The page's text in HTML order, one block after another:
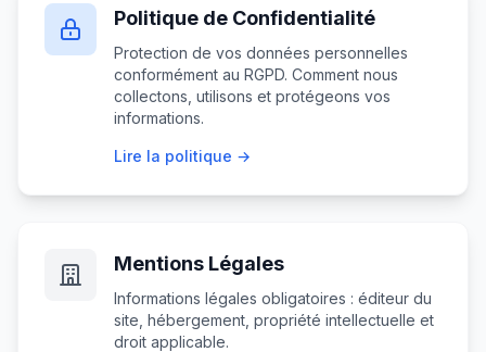
Politique de Confidentialité
Protection de vos données personnelles
conformément au RGPD. Comment nous
collectons, utilisons et protégeons vos
informations.
Lire la politique →
Mentions Légales
Informations légales obligatoires : éditeur du
site, hébergement, propriété intellectuelle et
droit applicable.